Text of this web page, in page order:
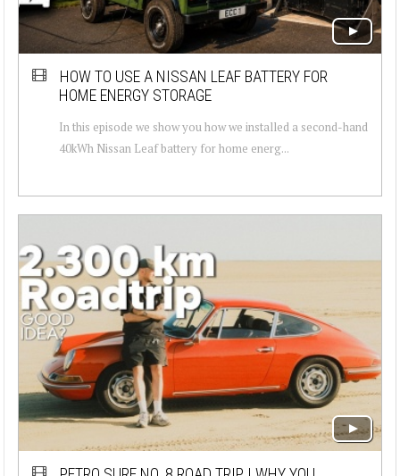
HOW TO USE A NISSAN LEAF BATTERY FOR
HOME ENERGY STORAGE
In this episode we show you how we installed a second-hand
40kWh Nissan Leaf battery for home energ...